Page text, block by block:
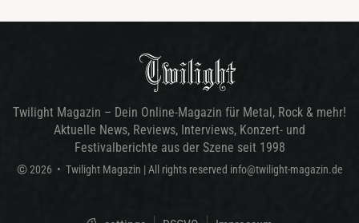
Twilight Magazin – Dein Online-Magazin für Metal, Rock & mehr!
Aktuelle News, Reviews, Interviews, Konzert- und
Festivalberichte aus der Szene seit 1998
© 2026 • Twilight Magazin | All rights reserved info@twilight-magazin.de